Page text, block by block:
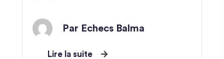
Par Echecs Balma
Lire la suite